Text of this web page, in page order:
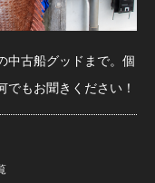
中古船グッドまで。個
でもお聞きください！